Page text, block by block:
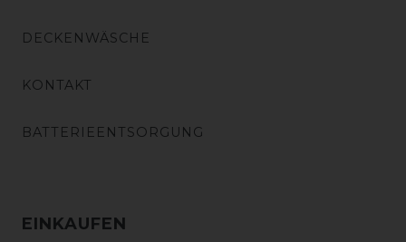
DECKENWÄSCHE
KONTAKT
BATTERIEENTSORGUNG
EINKAUFEN